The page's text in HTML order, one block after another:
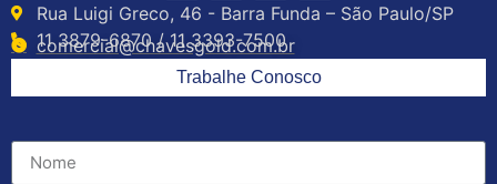
Rua Luigi Greco, 46 - Barra Funda – São Paulo/SP
11 3879-6870 / 11 3393-7500
comercial@chavesgold.com.br
Trabalhe Conosco